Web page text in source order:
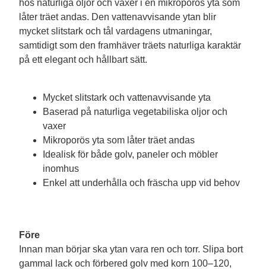
hos naturliga oljor och vaxer i en mikroporös yta som
låter träet andas. Den vattenavvisande ytan blir
mycket slitstark och tål vardagens utmaningar,
samtidigt som den framhäver träets naturliga karaktär
på ett elegant och hållbart sätt.
Mycket slitstark och vattenavvisande yta
Baserad på naturliga vegetabiliska oljor och
vaxer
Mikroporös yta som låter träet andas
Idealisk för både golv, paneler och möbler
inomhus
Enkel att underhålla och fräscha upp vid behov
Före
Innan man börjar ska ytan vara ren och torr. Slipa bort
gammal lack och förbered golv med korn 100–120,